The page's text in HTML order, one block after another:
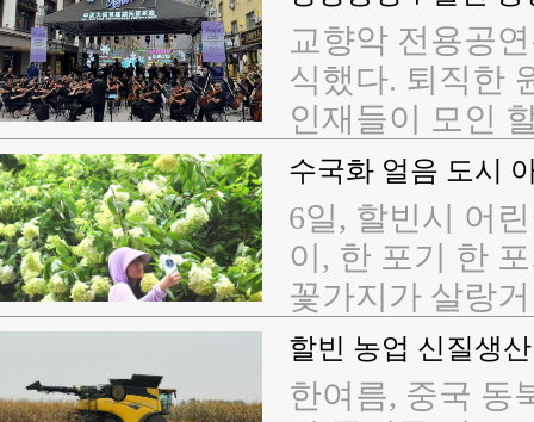
모으고 있다. 7
1만 9693편의
수송했으며 전
름철 운송 기간
'룡강 Cool' 전국
서지'로 선정된
의 놀라움도 함
환 빙설관은 년
도 빙설의 매력
국제맥주축제
할빈의 여름 음
교향악 전용공
식했다. 퇴직한
인재들이 모인
걸으며>, <할빈
마크 요소를 담
률이 백년 거리
만적인 분위기
어냈다. 그 순간
예술'이 아니라
가 되였다.
수국화 얼음 도시
6일, 할빈시 어
이, 한 포기 한
꽃가지가 살랑
로운 시간을 만
어 아름다운 순
은 작은 꽃들이
할빈 농업 신질생
한여름, 중국 동